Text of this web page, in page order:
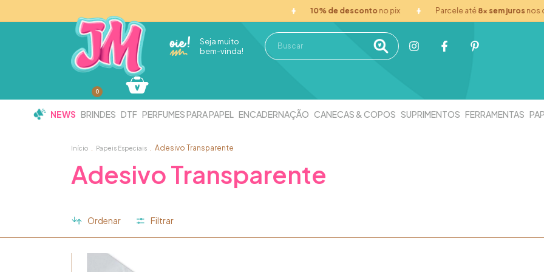
10% de descontono pix Parcele até8x sem jurosnos
Seja muito
bem-vinda!
0
NEWS BRINDES DTF PERFUMES PARA PAPEL ENCADERNAÇÃO CANECAS & COPOS SUPRIMENTOS FERRAMENTAS
Início Papeis Especiais Adesivo Transparente
Adesivo Transparente
Ordenar Filtrar